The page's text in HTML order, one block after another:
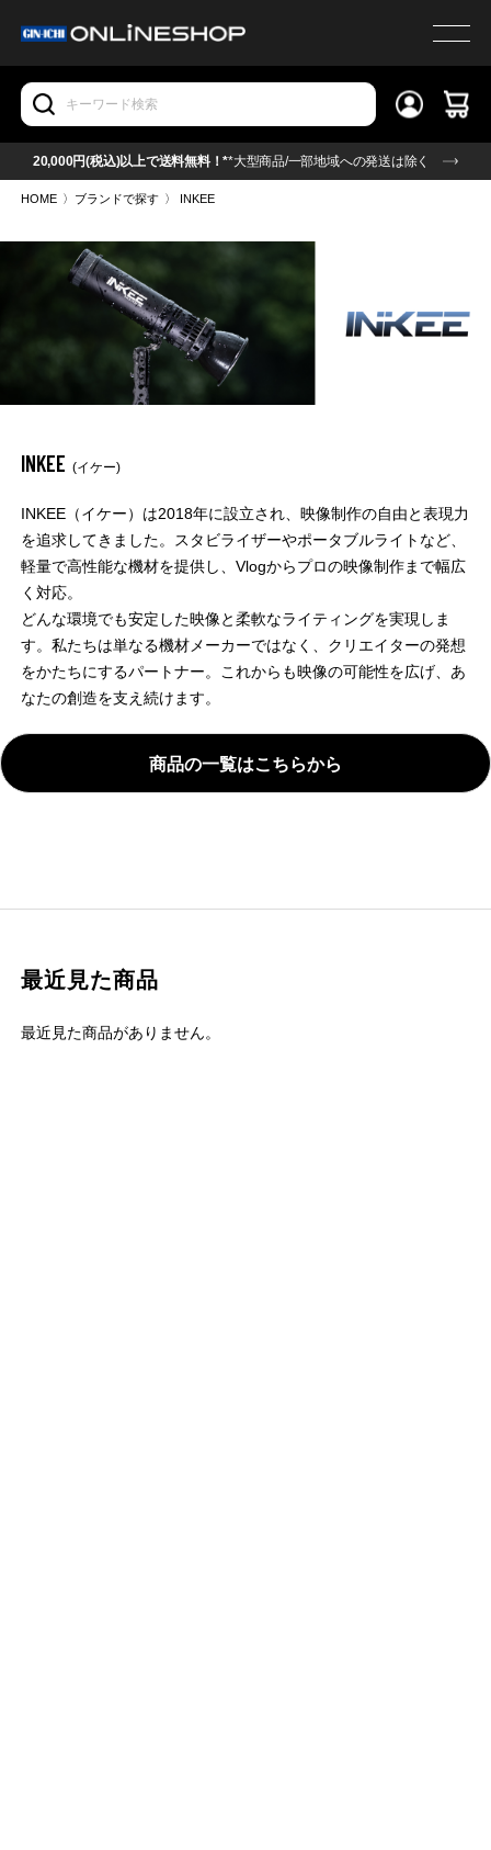
20,000円(税込)以上で送料無料！**大型商品/一部地域への発送は除く
HOME 〉 ブランドで探す 〉 INKEE
INKEE (イケー)
INKEE（イケー）は2018年に設立され、映像制作の自由と表現力
を追求してきました。スタビライザーやポータブルライトなど、
軽量で高性能な機材を提供し、Vlogからプロの映像制作まで幅広
く対応。
どんな環境でも安定した映像と柔軟なライティングを実現しま
す。私たちは単なる機材メーカーではなく、クリエイターの発想
をかたちにするパートナー。これからも映像の可能性を広げ、あ
なたの創造を支え続けます。
商品の一覧はこちらから
最近見た商品
最近見た商品がありません。